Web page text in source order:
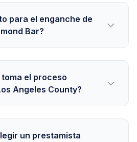
para el enganche de
Bar?
el proceso
Angeles County?
un prestamista